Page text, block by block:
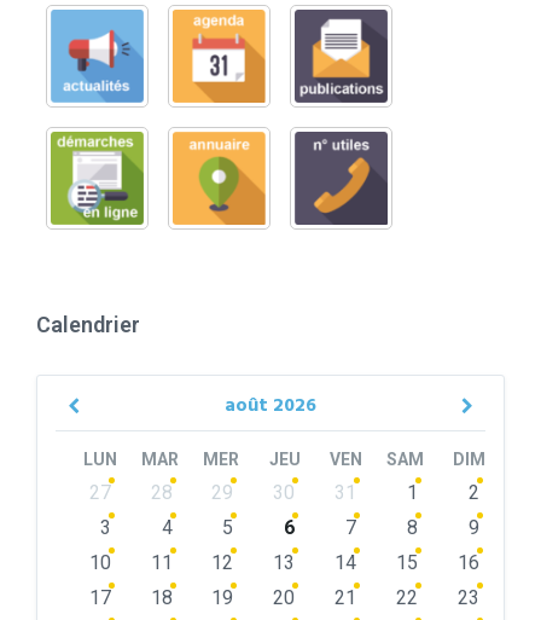
Calendrier
août 2026
Previous
LUN MAR MER JEU VEN SAM DIM
Skip
calendar
27 28 29 30 31 1
2
3
4 5 6 7 8
9
10
11 12 13 14 15
16
17
18 19 20 21 22
23